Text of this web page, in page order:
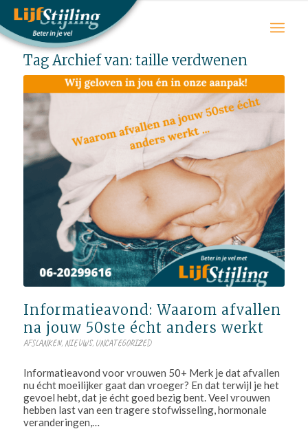
Tag Archief van: taille verdwenen
Informatieavond: Waarom afvallen
na jouw 50ste écht anders werkt
AFSLANKEN, NIEUWS, UNCATEGORIZED
Informatieavond voor vrouwen 50+ Merk je dat afvallen
nu écht moeilijker gaat dan vroeger? En dat terwijl je het
gevoel hebt, dat je écht goed bezig bent. Veel vrouwen
hebben last van een tragere stofwisseling, hormonale
veranderingen,…